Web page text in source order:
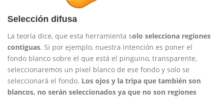
Selección difusa
La teoría dice, que esta herramienta solo selecciona regiones
contiguas. Si por ejemplo, nuestra intención es poner el
fondo blanco sobre el que está el pinguino, transparente,
seleccionaremos un pixel blanco de ese fondo y solo se
seleccionará el fondo. Los ojos y la tripa que también son
blancos, no serán seleccionados ya que no son regiones